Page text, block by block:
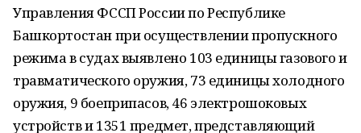
Управления ФССП России по Республике
Башкортостан при осуществлении пропускного
режима в судах выявлено 103 единицы газового и
травматического оружия, 73 единицы холодного
оружия, 9 боеприпасов, 46 электрошоковых
устройств и 1351 предмет, представляющий